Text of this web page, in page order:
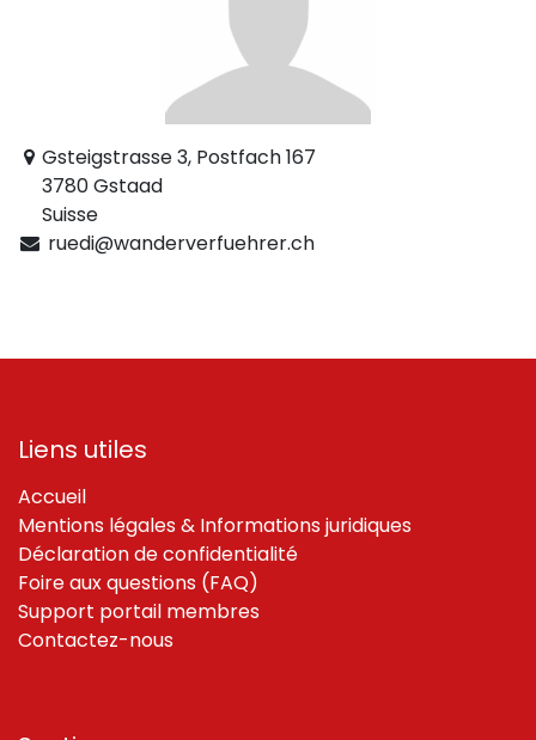
Gsteigstrasse 3, Postfach 167
3780 Gstaad
Suisse
ruedi@wanderverfuehrer.ch
Liens utiles
Accueil
Mentions légales & Informations juridiques
Déclaration de confidentialité
Foire aux questions (FAQ)
Support portail membres
Contactez-nous